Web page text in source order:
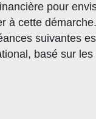
pour
à cette démarche.
suivantes
basé sur